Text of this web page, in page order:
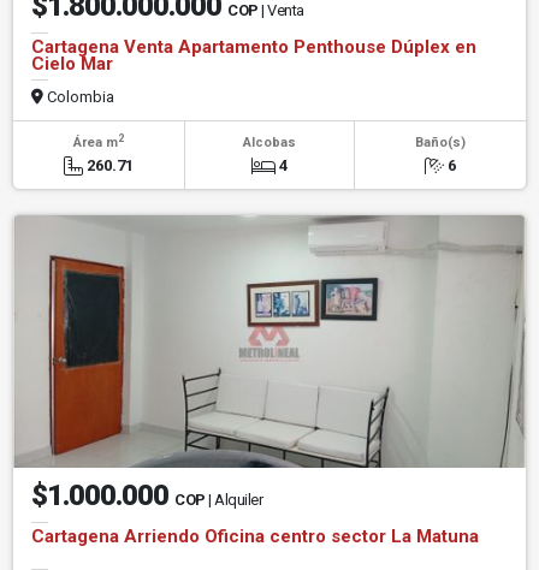
COP | Venta
Cartagena Venta Apartamento Penthouse Dúplex en
Cielo Mar
Colombia
Área m2
260.71
Alcobas
4
Baño(s)
6
$1.000.000 COP | Alquiler
Cartagena Arriendo Oficina centro sector La Matuna